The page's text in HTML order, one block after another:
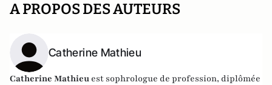
A PROPOS DES AUTEURS
Catherine Mathieu
Catherine Mathieu est sophrologue de profession, diplômée